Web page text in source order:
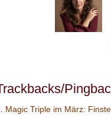
Magic Triple im März: